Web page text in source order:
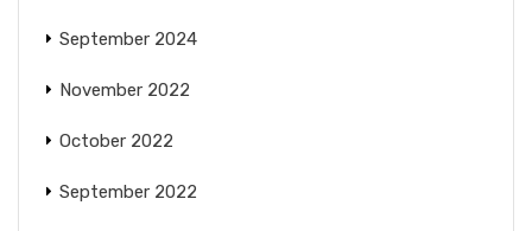
September 2024
November 2022
October 2022
September 2022